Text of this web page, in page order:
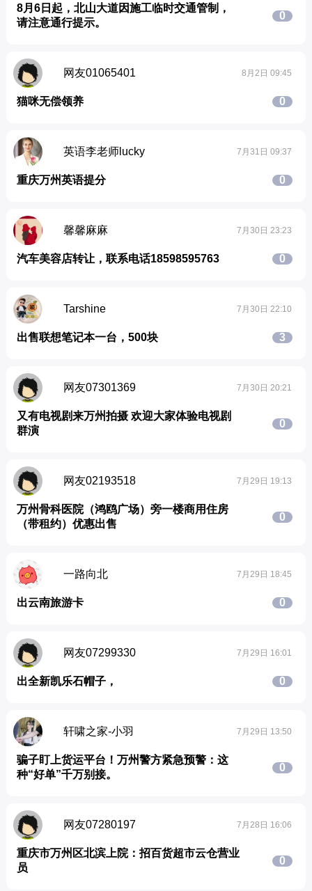
8月6日起，北山大道因施工临时交通管制，
请注意通行提示。
0
网友01065401 8月2日 09:45
猫咪无偿领养 0
英语李老师lucky 7月31日 09:37
重庆万州英语提分 0
馨馨麻麻 7月30日 23:23
汽车美容店转让，联系电话18598595763 0
Tarshine 7月30日 22:10
出售联想笔记本一台，500块 3
网友07301369 7月30日 20:21
又有电视剧来万州拍摄 欢迎大家体验电视剧
群演
0
网友02193518 7月29日 19:13
万州骨科医院（鸿鸥广场）旁一楼商用住房
（带租约）优惠出售
0
一路向北 7月29日 18:45
出云南旅游卡 0
网友07299330 7月29日 16:01
出全新凯乐石帽子， 0
轩啸之家-小羽 7月29日 13:50
骗子盯上货运平台！万州警方紧急预警：这
种“好单”千万别接。
0
网友07280197 7月28日 16:06
重庆市万州区北滨上院：招百货超市云仓营业
员
0